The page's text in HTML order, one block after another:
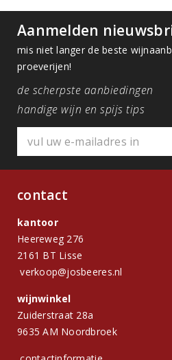
Aanmelden
mis niet langer de beste
proeverijen!
de scherpste aanbiedingen
handige wijn en spijs tips
contact
kantoor
Heereweg 276
2161 BT Lisse
verkoop@josbeeres.nl
wijnwinkel
Zuiderstraat 28a
9635 AM Noordbroek